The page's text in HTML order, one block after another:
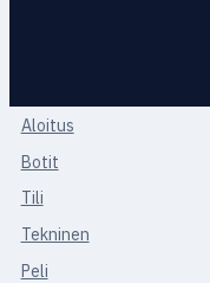
Aloitus
Botit
Tili
Tekninen
Peli